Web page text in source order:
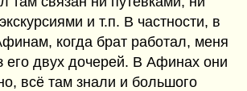
и т.п. В частности, в
когда брат работал, меня
его двух дочерей. В Афинах они
всё там знали и большого